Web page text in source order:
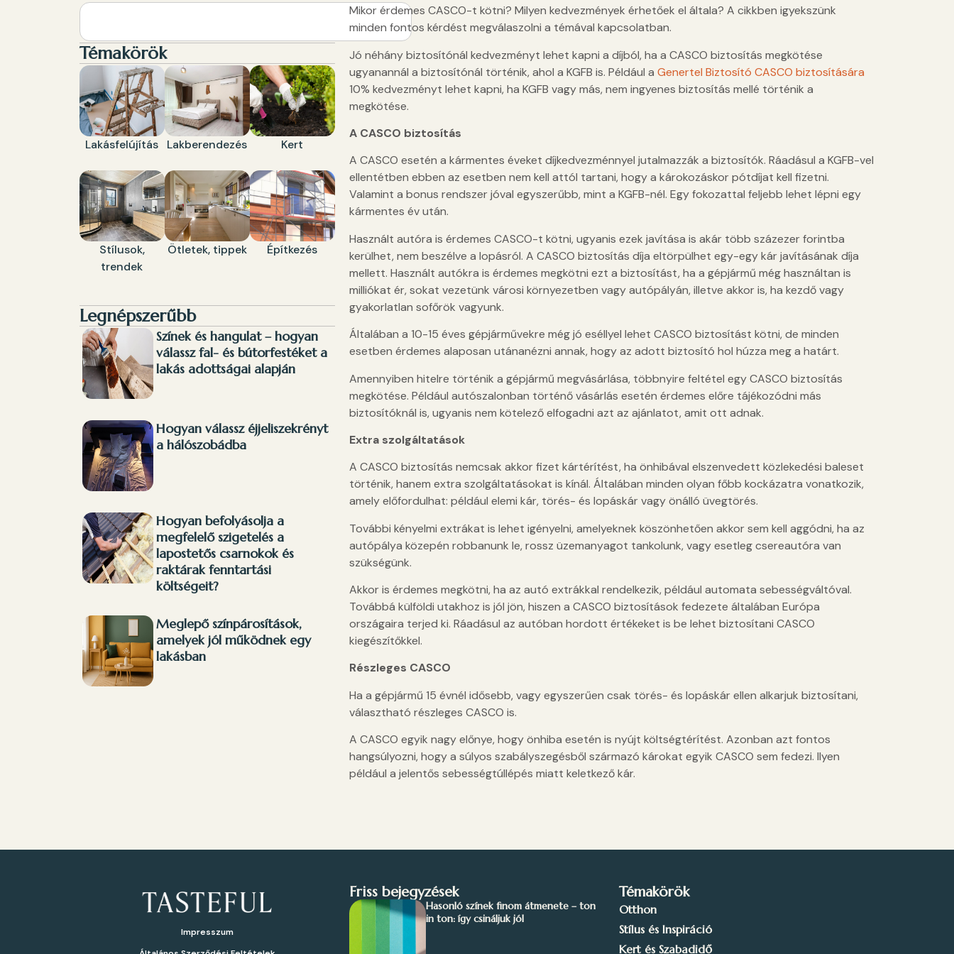
Témakörök
Lakásfelújítás Lakberendezés Kert
Stílusok,
trendek
Ötletek, tippek Építkezés
Legnépszerűbb
Színek és hangulat – hogyan
válassz fal- és bútorfestéket a
lakás adottságai alapján
Hogyan válassz éjjeliszekrényt
a hálószobádba
Hogyan befolyásolja a
megfelelő szigetelés a
lapostetős csarnokok és
raktárak fenntartási
költségeit?
Meglepő színpárosítások,
amelyek jól működnek egy
lakásban
Mikor érdemes CASCO-t kötni? Milyen kedvezmények érhetőek el általa? A cikkben igyekszünk
minden fontos kérdést megválaszolni a témával kapcsolatban.
Jó néhány biztosítónál kedvezményt lehet kapni a díjból, ha a CASCO biztosítás megkötése
ugyanannál a biztosítónál történik, ahol a KGFB is. Például a Genertel Biztosító CASCO biztosítására
10% kedvezményt lehet kapni, ha KGFB vagy más, nem ingyenes biztosítás mellé történik a
megkötése.
A CASCO biztosítás
A CASCO esetén a kármentes éveket díjkedvezménnyel jutalmazzák a biztosítók. Ráadásul a KGFB-vel
ellentétben ebben az esetben nem kell attól tartani, hogy a károkozáskor pótdíjat kell fizetni.
Valamint a bonus rendszer jóval egyszerűbb, mint a KGFB-nél. Egy fokozattal feljebb lehet lépni egy
kármentes év után.
Használt autóra is érdemes CASCO-t kötni, ugyanis ezek javítása is akár több százezer forintba
kerülhet, nem beszélve a lopásról. A CASCO biztosítás díja eltörpülhet egy-egy kár javításának díja
mellett. Használt autókra is érdemes megkötni ezt a biztosítást, ha a gépjármű még használtan is
milliókat ér, sokat vezetünk városi környezetben vagy autópályán, illetve akkor is, ha kezdő vagy
gyakorlatlan sofőrök vagyunk.
Általában a 10-15 éves gépjárművekre még jó eséllyel lehet CASCO biztosítást kötni, de minden
esetben érdemes alaposan utánanézni annak, hogy az adott biztosító hol húzza meg a határt.
Amennyiben hitelre történik a gépjármű megvásárlása, többnyire feltétel egy CASCO biztosítás
megkötése. Például autószalonban történő vásárlás esetén érdemes előre tájékozódni más
biztosítóknál is, ugyanis nem kötelező elfogadni azt az ajánlatot, amit ott adnak.
Extra szolgáltatások
A CASCO biztosítás nemcsak akkor fizet kártérítést, ha önhibával elszenvedett közlekedési baleset
történik, hanem extra szolgáltatásokat is kínál. Általában minden olyan főbb kockázatra vonatkozik,
amely előfordulhat: például elemi kár, törés- és lopáskár vagy önálló üvegtörés.
További kényelmi extrákat is lehet igényelni, amelyeknek köszönhetően akkor sem kell aggódni, ha az
autópálya közepén robbanunk le, rossz üzemanyagot tankolunk, vagy esetleg csereautóra van
szükségünk.
Akkor is érdemes megkötni, ha az autó extrákkal rendelkezik, például automata sebességváltóval.
Továbbá külföldi utakhoz is jól jön, hiszen a CASCO biztosítások fedezete általában Európa
országaira terjed ki. Ráadásul az autóban hordott értékeket is be lehet biztosítani CASCO
kiegészítőkkel.
Részleges CASCO
Ha a gépjármű 15 évnél idősebb, vagy egyszerűen csak törés- és lopáskár ellen alkarjuk biztosítani,
választható részleges CASCO is.
A CASCO egyik nagy előnye, hogy önhiba esetén is nyújt költségtérítést. Azonban azt fontos
hangsúlyozni, hogy a súlyos szabályszegésből származó károkat egyik CASCO sem fedezi. Ilyen
például a jelentős sebességtúllépés miatt keletkező kár.
Impresszum
Friss bejegyzések
Hasonló színek finom átmenete – ton
in ton: így csináljuk jól
Témakörök
Otthon
Stílus és Inspiráció
Kert és Szabadidő